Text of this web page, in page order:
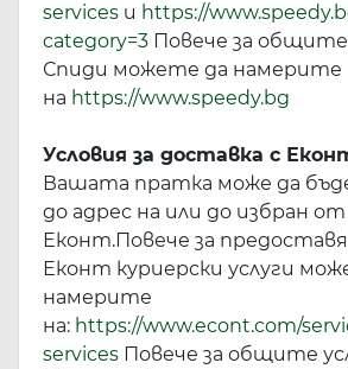
services и https://
category=3 Повече за общите
Спиди можете да намерите
на https://www.speedy.bg
Условия за доставка с
Вашата пратка може да
до адрес на или до избран от
Еконт.Повече за
Еконт куриерски услуги
намерите
на: https://www.econt.com/
services Повече за общите